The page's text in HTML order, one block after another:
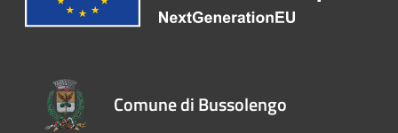
Comune di Bussolengo